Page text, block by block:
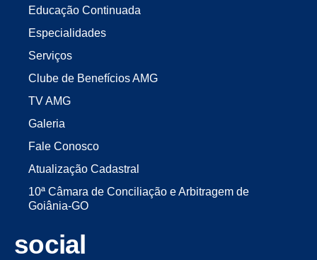
Educação Continuada
Especialidades
Serviços
Clube de Benefícios AMG
TV AMG
Galeria
Fale Conosco
Atualização Cadastral
10ª Câmara de Conciliação e Arbitragem de
Goiânia-GO
social